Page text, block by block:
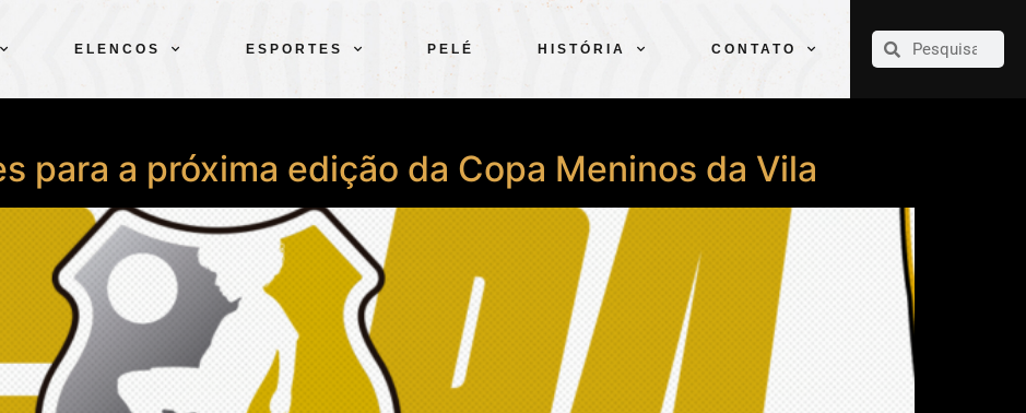
ELENCOS ESPORTES PELÉ HISTÓRIA CONTATO
CLUBE
para a próxima edição da Copa Meninos da Vila